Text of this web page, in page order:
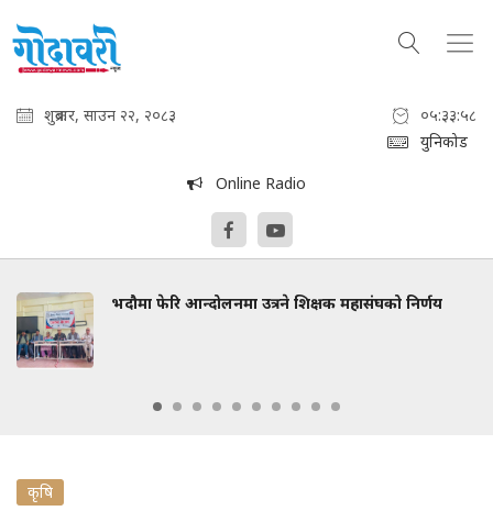
शुक्रबार, साउन २२, २०८३
०५:३३:५९
युनिकोड
Online Radio
भदौमा फेरि आन्दोलनमा उत्रने शिक्षक महासंघको निर्णय
कृषि